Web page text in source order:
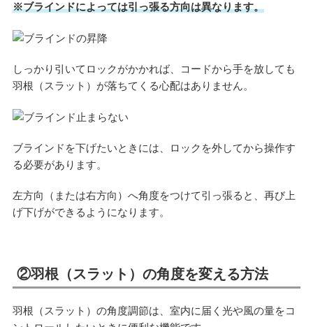
※ブラインドによっては引っ張る方向は異なります。
しっかり引いてロックがかかれば、コードから手を放しても
羽根（スラット）が落ちてくる心配はありません。
ブラインドを下げたいときには、ロックを外してから操作す
る必要があります。
左方向（または右方向）へ角度をつけて引っ張ると、再び上
げ下げができるようになります。
②羽根（スラット）の角度を変える方法
羽根（スラット）の角度調節は、室内に届く光や風の量をコ